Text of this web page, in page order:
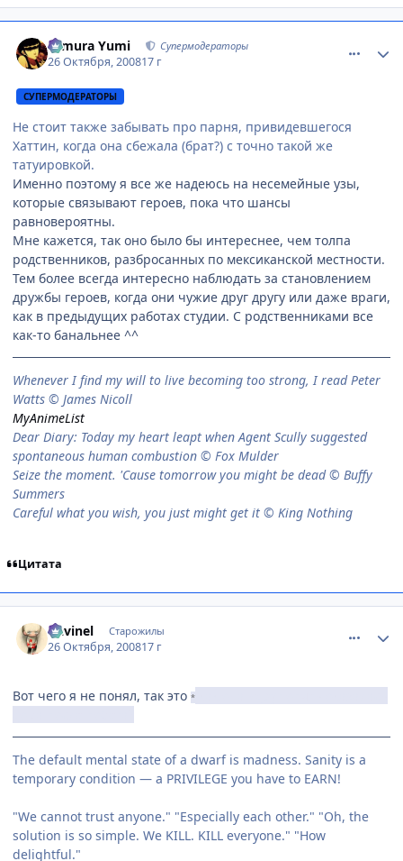
Himura Yumi Супермодераторы
26 Октября, 200817 г
СУПЕРМОДЕРАТОРЫ
Не стоит также забывать про парня, привидевшегося
Хаттин, когда она сбежала (брат?) с точно такой же
татуировкой.
Именно поэтому я все же надеюсь на несемейные узы,
которые связывают героев, пока что шансы
равновероятны.
Мне кажется, так оно было бы интереснее, чем толпа
родственников, разбросанных по мексиканской местности.
Тем более всегда интересно наблюдать за становлением
дружбы героев, когда они чужие друг другу или даже враги,
как в предыдущих работах студии. С родственниками все
как-то банальнее ^^
When­ever I find my will to live be­com­ing too strong, I read Peter
Watts © James Nicoll
MyAnimeList
Dear Diary: Today my heart leapt when Agent Scully suggested
spontaneous human combustion © Fox Mulder
Seize the moment. 'Cause tomorrow you might be dead © Buffy
Summers
Careful what you wish, you just might get it © King Nothing
Цитата
Davinel Старожилы
26 Октября, 200817 г
Вот чего я не понял, так это *
The default mental state of a dwarf is madness. Sanity is a
temporary condition — a PRIVILEGE you have to EARN!
"We cannot trust anyone." "Especially each other." "Oh, the
solution is so simple. We KILL. KILL everyone." "How
delightful."